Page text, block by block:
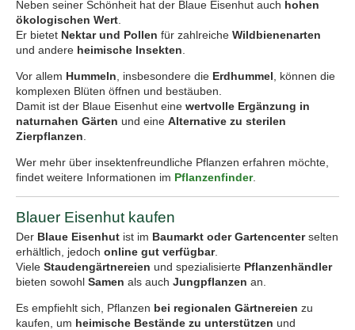
Neben seiner Schönheit hat der Blaue Eisenhut auch hohen
ökologischen Wert
Er bietet Nektar und Pollen für zahlreiche Wildbienenarten
und andere heimische Insekten
Vor allem Hummeln , insbesondere die Erdhummel , können die
komplexen Blüten öffnen und bestäuben.
Damit ist der Blaue Eisenhut eine wertvolle Ergänzung in
naturnahen Gärten und eine Alternative zu sterilen
Zierpflanzen
Wer mehr über insektenfreundliche Pflanzen erfahren möchte,
findet weitere Informationen im Pflanzenfinder.
Blauer Eisenhut kaufen
Der Blaue Eisenhut ist im Baumarkt oder Gartencenterselten
erhältlich, jedoch online gut verfügbar.
Viele Staudengärtnereien und spezialisierte Pflanzenhändler
bieten sowohl Samen als auch Jungpflanzen an.
Es empfiehlt sich, Pflanzen bei regionalen Gärtnereien zu
kaufen, um heimische Bestände zu unterstützen und